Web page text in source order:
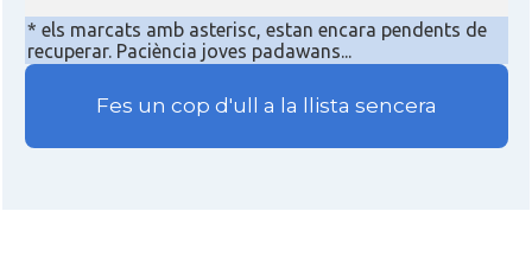
* els marcats amb asterisc, estan encara pendents de
recuperar. Paciència joves padawans...
Fes un cop d'ull a la llista sencera